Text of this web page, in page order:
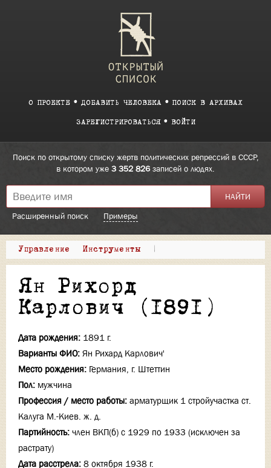
О ПРОЕКТЕ ДОБАВИТЬ ЧЕЛОВЕКА ПОИСК В АРХИВАХ
ЗАРЕГИСТРИРОВАТЬСЯ ВОЙТИ
Поиск по открытому списку жертв политических репрессий в СССР,
в котором уже 3 352 826записей о людях.
Расширенный поиск Примеры
Управление Инструменты |
Ян Рихорд
Карлович (1891)
Дата рождения: 1891 г.
Варианты ФИО: Ян Рихард Карлович'
Место рождения: Германия, г. Штеттин
Пол: мужчина
Профессия / место работы: арматурщик 1 стройучастка ст.
Калуга М.-Киев. ж. д.
Партийность: член ВКП(б) с 1929 по 1933 (исключен за
растрату)
Дата расстрела: 8 октября 1938 г.